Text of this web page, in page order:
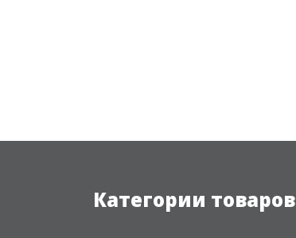
Категории товаров